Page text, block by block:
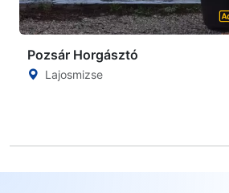
Pozsár Horgásztó
Lajosmizse